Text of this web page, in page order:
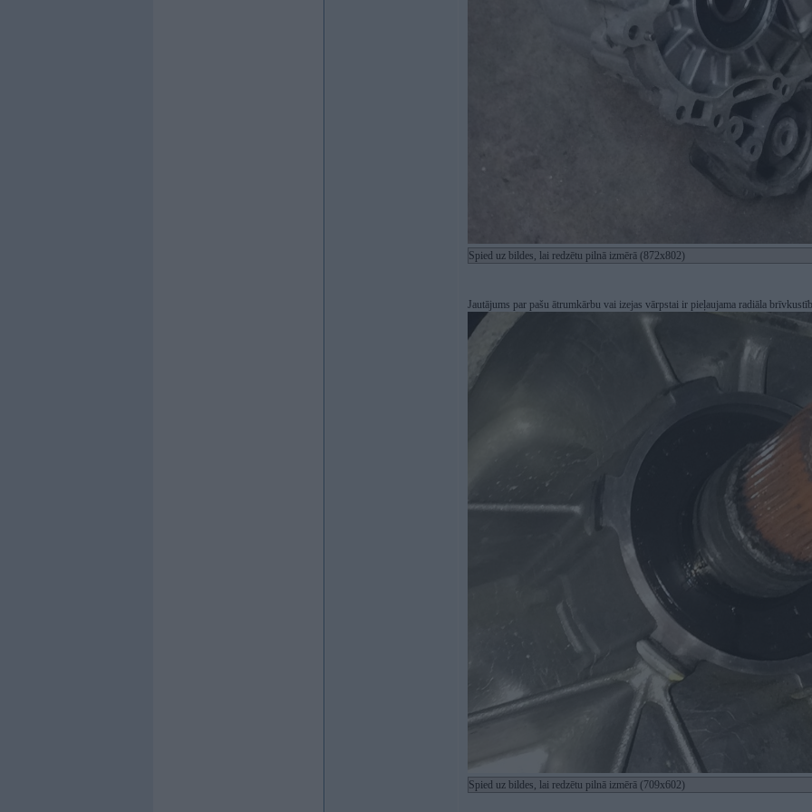
Spied uz bildes, lai redzētu pilnā izmērā (872x802)
Jautājums par pašu ātrumkārbu vai izejas vārpstai ir pieļaujama radiāla
Spied uz bildes, lai redzētu pilnā izmērā (709x602)